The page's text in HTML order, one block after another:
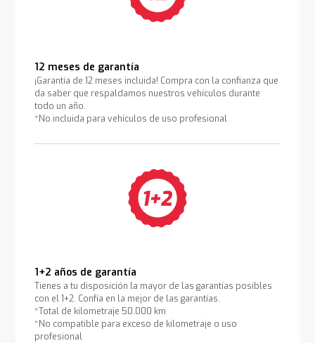
12 meses de garantía
¡Garantía de 12 meses incluida! Compra con la confianza que
da saber que respaldamos nuestros vehículos durante
todo un año.
*No incluida para vehículos de uso profesional
1+2 años de garantía
Tienes a tu disposición la mayor de las garantías posibles
con el 1+2. Confía en la mejor de las garantías.
*Total de kilometraje 50.000 km
*No compatible para exceso de kilometraje o uso
profesional